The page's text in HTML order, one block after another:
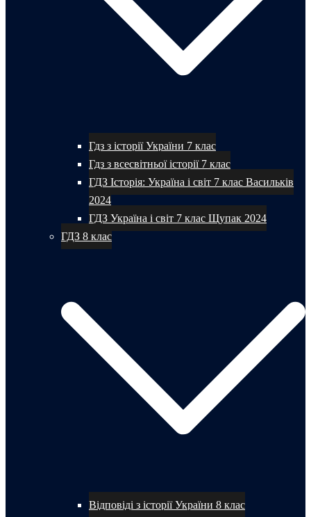
Гдз з історії України 7 клас
Гдз з всесвітньої історії 7 клас
ГДЗ Історія: Україна і світ 7 клас Васильків
2024
ГДЗ Україна і світ 7 клас Щупак 2024
ГДЗ 8 клас
Відповіді з історії України 8 клас